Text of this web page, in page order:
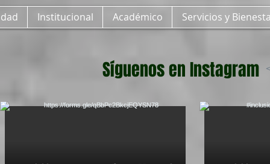
Institucional Académico Servicios y
Síguenos en Instagram